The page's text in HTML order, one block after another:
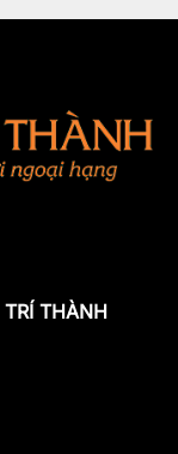
THÀNH